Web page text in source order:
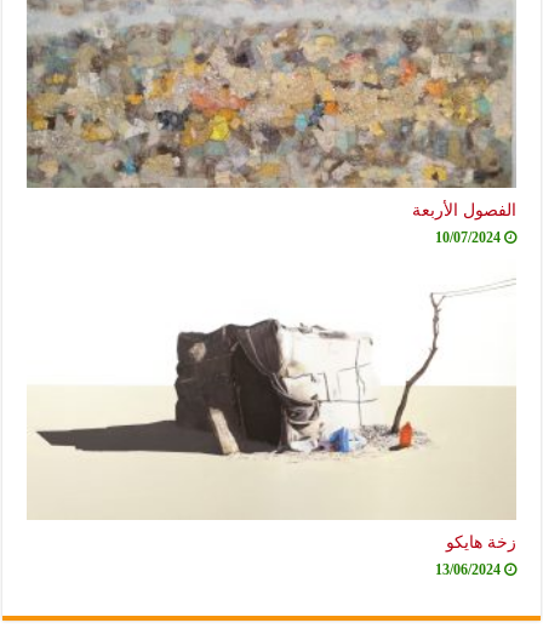
الفصول الأربعة
10/07/2024
زخة هايكو
13/06/2024